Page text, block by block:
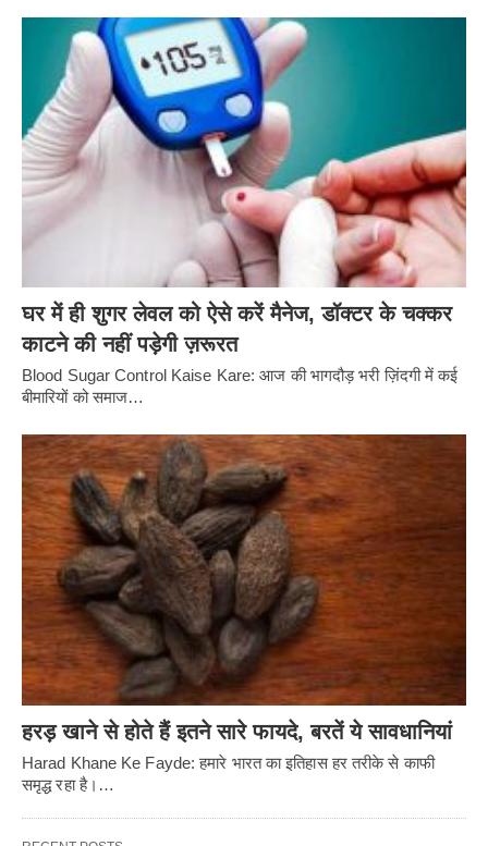
घर में ही शुगर लेवल को ऐसे करें मैनेज, डॉक्टर के चक्कर
काटने की नहीं पड़ेगी ज़रूरत
Blood Sugar Control Kaise Kare: आज की भागदौड़ भरी ज़िंदगी में कई
बीमारियों को समाज…
हरड़ खाने से होते हैं इतने सारे फायदे, बरतें ये सावधानियां
Harad Khane Ke Fayde: हमारे भारत का इतिहास हर तरीके से काफी
समृद्ध रहा है।…